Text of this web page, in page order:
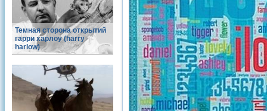
Темная сторона открытий
гарри харлоу (harry
harlow)